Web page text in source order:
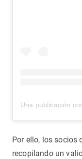
Por ello, los socios
recopilando un